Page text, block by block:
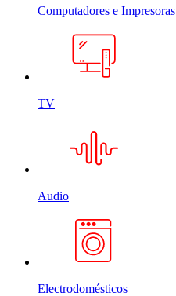
Computadores e Impresoras
TV
Audio
Electrodomésticos